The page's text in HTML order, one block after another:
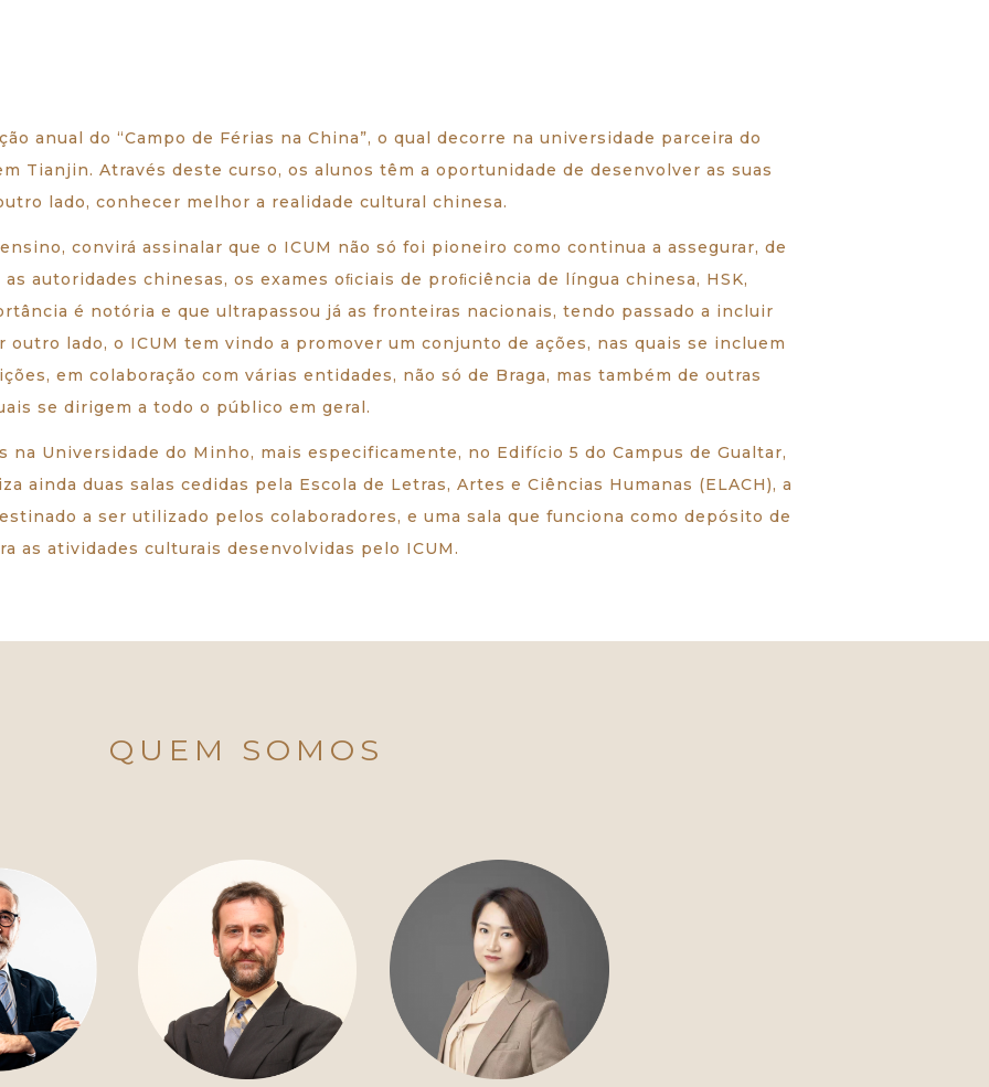
anual do “Campo de Férias na China”, o qual decorre na universidade parceira do
Tianjin. Através deste curso, os alunos têm a oportunidade de desenvolver as suas
lado, conhecer melhor a realidade cultural chinesa.
convirá assinalar que o ICUM não só foi pioneiro como continua a assegurar, de
autoridades chinesas, os exames oﬁciais de proﬁciência de língua chinesa, HSK,
é notória e que ultrapassou já as fronteiras nacionais, tendo passado a incluir
outro lado, o ICUM tem vindo a promover um conjunto de ações, nas quais se incluem
em colaboração com várias entidades, não só de Braga, mas também de outras
se dirigem a todo o público em geral.
na Universidade do Minho, mais especificamente, no Edifício 5 do Campus de Gualtar,
ainda duas salas cedidas pela Escola de Letras, Artes e Ciências Humanas (ELACH), a
a ser utilizado pelos colaboradores, e uma sala que funciona como depósito de
as atividades culturais desenvolvidas pelo ICUM.
QUEM SOMOS